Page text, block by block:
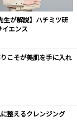
生が解説】ハチミツ研
エンス
こそが美肌を手に入れ
整えるクレンジング